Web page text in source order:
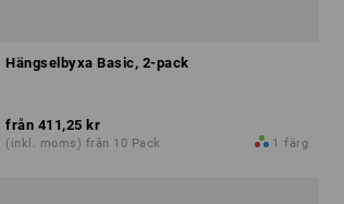
Hängselbyxa Basic, 2-pack
från 411,25 kr
(inkl. moms) från 10 Pack 1 färg